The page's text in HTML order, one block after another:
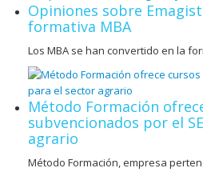
Opiniones sobre
formativa MBA
Los MBA se han convertido en la
Método Formación
subvencionados por el
agrario
Método Formación, empresa